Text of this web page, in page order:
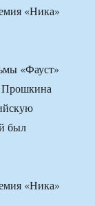
«Ника»
«Фауст»
Прошкина
был
«Ника»